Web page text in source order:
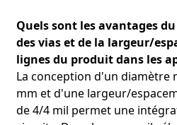
Quels sont les avantages
des vias et de la largeur/
lignes du produit dans les
La conception d'un diamètre
mm et d'une largeur/
de 4/4 mil permet une